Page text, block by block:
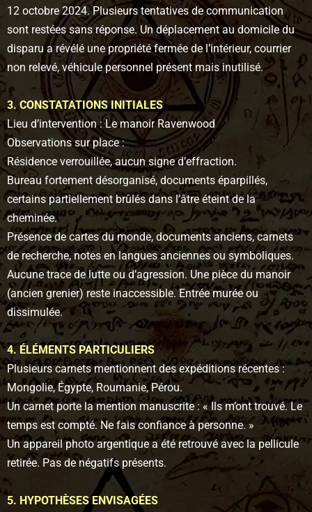
12 octobre 2024. Plusieurs tentatives de communication
sont restées sans réponse. Un déplacement au domicile du
disparu a révélé une propriété fermée de l’intérieur, courrier
non relevé, véhicule personnel présent mais inutilisé.
3. CONSTATATIONS INITIALES
Lieu d’intervention : Le manoir Ravenwood
Observations sur place :
Résidence verrouillée, aucun signe d’effraction.
Bureau fortement désorganisé, documents éparpillés,
certains partiellement brûlés dans l’âtre éteint de la
cheminée.
Présence de cartes du monde, documents anciens, carnets
de recherche, notes en langues anciennes ou symboliques.
Aucune trace de lutte ou d’agression. Une pièce du manoir
(ancien grenier) reste inaccessible. Entrée murée ou
dissimulée.
4. ÉLÉMENTS PARTICULIERS
Plusieurs carnets mentionnent des expéditions récentes :
Mongolie, Égypte, Roumanie, Pérou.
Un carnet porte la mention manuscrite : « Ils m’ont trouvé. Le
temps est compté. Ne fais confiance à personne. »
Un appareil photo argentique a été retrouvé avec la pellicule
retirée. Pas de négatifs présents.
5. HYPOTHÈSES ENVISAGÉES